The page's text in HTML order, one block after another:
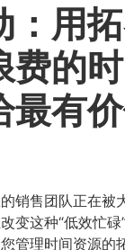
：用
费的
最有
销售团队正在被
变这种“低效忙
管理时间资源的